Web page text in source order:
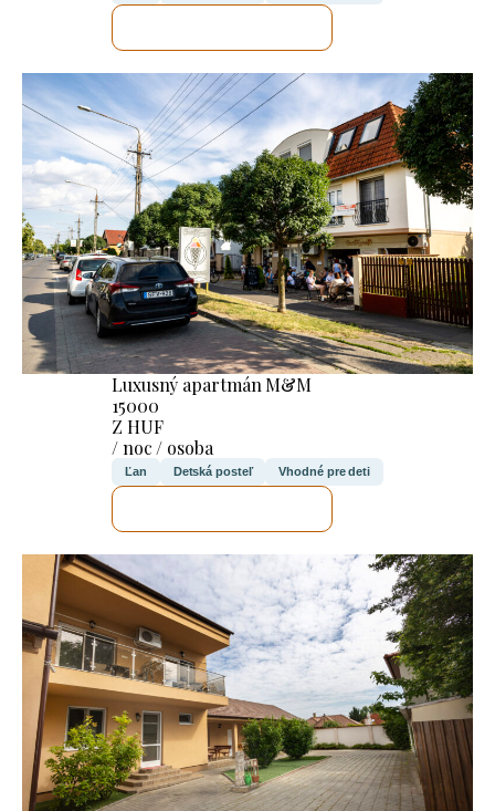
Luxusný apartmán M&M
15000
Z HUF
/ noc / osoba
Ľan Detská posteľ Vhodné pre deti